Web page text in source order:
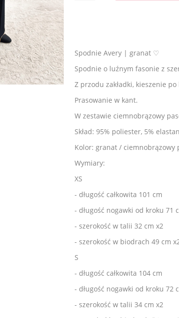
Spodnie Avery | granat ♡
Spodnie o luźnym fasonie z
Z przodu zakładki, kieszenie po
Prasowanie w kant.
W zestawie ciemnobrązowy
Skład: 95% poliester, 5% elastan
Kolor: granat / ciemnobrązowy
Wymiary:
XS
- długość całkowita 101 cm
- długość nogawki od kroku 71
- szerokość w talii 32 cm x2
- szerokość w biodrach 49 cm
S
- długość całkowita 104 cm
- długość nogawki od kroku 72
- szerokość w talii 34 cm x2